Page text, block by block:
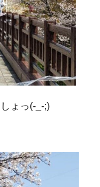
ょっ(-_-;)